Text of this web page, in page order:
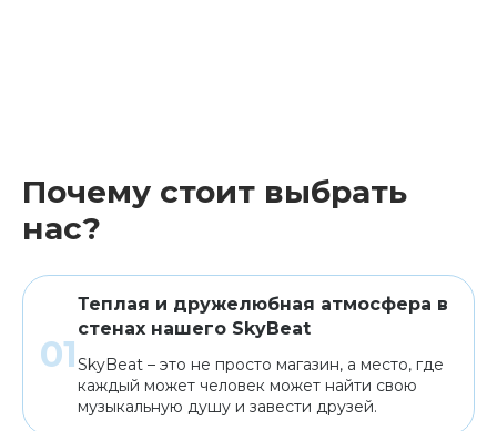
Почему стоит выбрать
нас?
Теплая и дружелюбная атмосфера в
стенах нашего SkyBeat
SkyBeat – это не просто магазин, а место, где
каждый может человек может найти свою
музыкальную душу и завести друзей.